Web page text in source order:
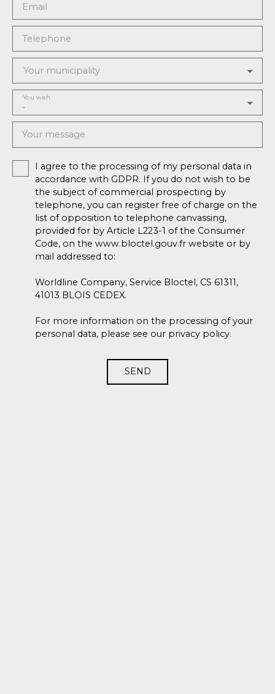
Email
Telephone
Your municipality
-
You wish
Your message
I agree to the processing of my personal data in
accordance with GDPR. If you do not wish to be
the subject of commercial prospecting by
telephone, you can register free of charge on the
list of opposition to telephone canvassing,
provided for by Article L223-1 of the Consumer
Code, on the www.bloctel.gouv.fr website or by
mail addressed to:
Worldline Company, Service Bloctel, CS 61311,
41013 BLOIS CEDEX.
For more information on the processing of your
personal data, please see our privacy policy.
SEND